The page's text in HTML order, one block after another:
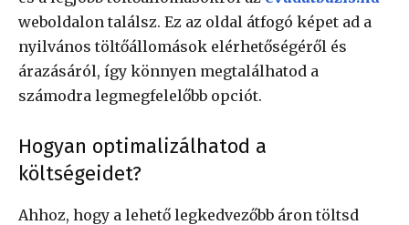
weboldalon találsz. Ez az oldal átfogó képet ad a
nyilvános töltőállomások elérhetőségéről és
árazásáról, így könnyen megtalálhatod a
számodra legmegfelelőbb opciót.
Hogyan optimalizálhatod a
költségeidet?
Ahhoz, hogy a lehető legkedvezőbb áron töltsd